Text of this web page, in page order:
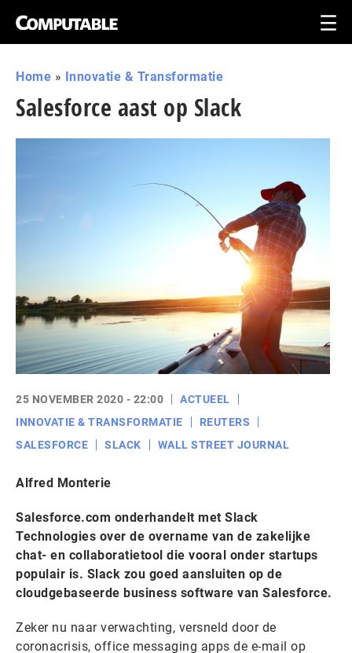
Home » Innovatie & Transformatie
Salesforce aast op Slack
25 NOVEMBER 2020 - 22:00
ACTUEEL
INNOVATIE & TRANSFORMATIE
REUTERS
SALESFORCE
SLACK WALL STREET JOURNAL
Alfred Monterie
Salesforce.com onderhandelt met Slack
Technologies over de overname van de zakelijke
chat- en collaboratietool die vooral onder startups
populair is. Slack zou goed aansluiten op de
cloudgebaseerde business software van Salesforce.
Zeker nu naar verwachting, versneld door de
coronacrisis, office messaging apps de e-mail op